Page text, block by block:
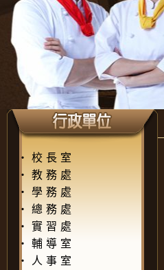
‧ 校長室
‧ 教務處
‧ 學務處
‧ 總務處
‧ 實習處
‧ 輔導室
‧
人事室